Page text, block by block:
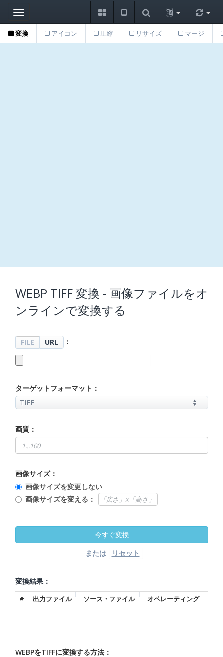
Toggle
navigation
変換 アイコン 圧縮 リサイズ マージ
WEBP TIFF 変換 - 画像ファイルをオ
ンラインで変換する
FILE URL ：
ターゲットフォーマット：
画質：
画像サイズ：
画像サイズを変更しない
画像サイズを変える：
または
変換結果：
# 出力ファイル ソース・ファイル オペレーティング
WEBPをTIFFに変換する方法：